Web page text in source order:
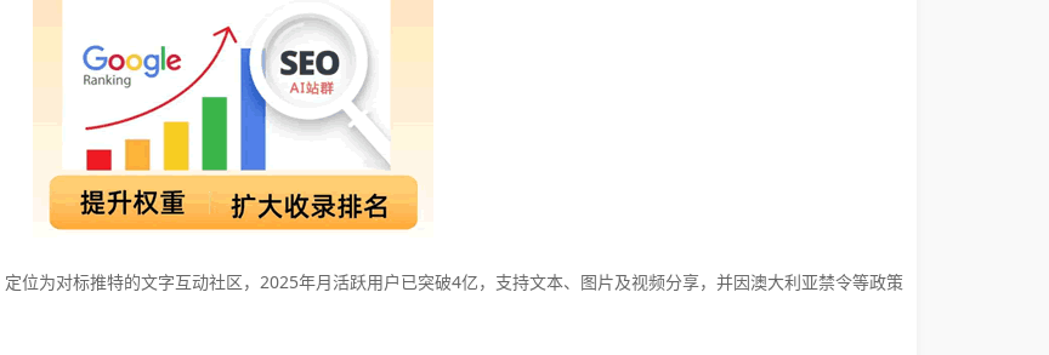
位为对标推特的文字互动社区，2025年月活跃用户已突破4亿‌，支持文本、图片及视频分享，并因澳大利亚禁令等政策